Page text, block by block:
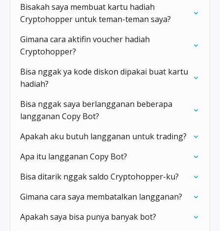
Bisakah saya membuat kartu hadiah
Cryptohopper untuk teman-teman saya?
Gimana cara aktifin voucher hadiah
Cryptohopper?
Bisa nggak ya kode diskon dipakai buat kartu
hadiah?
Bisa nggak saya berlangganan beberapa
langganan Copy Bot?
Apakah aku butuh langganan untuk trading?
Apa itu langganan Copy Bot?
Bisa ditarik nggak saldo Cryptohopper-ku?
Gimana cara saya membatalkan langganan?
Apakah saya bisa punya banyak bot?